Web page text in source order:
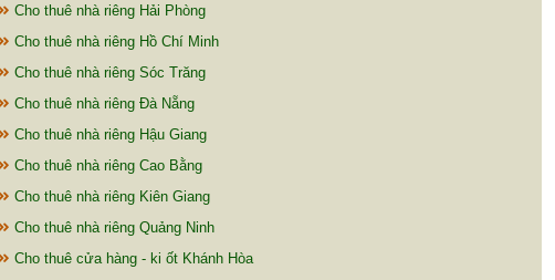
Cho thuê nhà riêng Hải Phòng
Cho thuê nhà riêng Hồ Chí Minh
Cho thuê nhà riêng Sóc Trăng
Cho thuê nhà riêng Đà Nẵng
Cho thuê nhà riêng Hậu Giang
Cho thuê nhà riêng Cao Bằng
Cho thuê nhà riêng Kiên Giang
Cho thuê nhà riêng Quảng Ninh
Cho thuê cửa hàng - ki ốt Khánh Hòa